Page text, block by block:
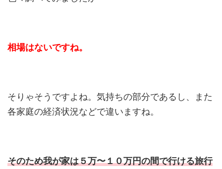
相場はないですね。
そりゃそうですよね。気持ちの部分であるし、また
各家庭の経済状況などで違いますね。
そのため我が家は５万〜１０万円の間で行ける旅行